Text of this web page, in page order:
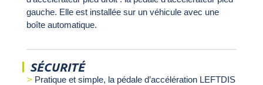
gauche. Elle est installée sur un véhicule avec une
boîte automatique.
SÉCURITÉ
Pratique et simple, la pédale d’accélération LEFTDIS